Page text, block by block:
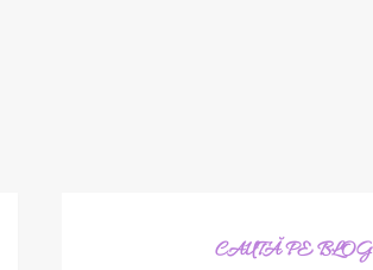
CAUTĂ PE BLOG